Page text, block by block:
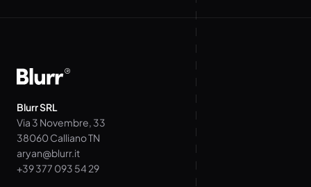
Blurr SRL
Via 3 Novembre, 33
38060 Calliano TN
aryan@blurr.it
+39 377 093 54 29